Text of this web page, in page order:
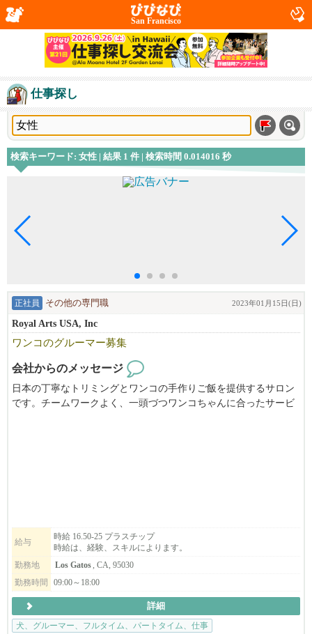
San Francisco
仕事探し
検索キーワード: 女性 | 結果 1 件 | 検索時間 0.014016 秒
正社員 その他の専門職 2023年01月15日(日)
Royal Arts USA, Inc
ワンコのグルーマー募集
会社からのメッセージ
日本の丁寧なトリミングとワンコの手作りご飯を提供するサロン
です。チームワークよく、一頭づつワンコちゃんに合ったサービ
給与
時給 16.50-25 プラスチップ
時給は、経験、スキルによります。
勤務地
Los Gatos, CA, 95030
勤務時間
09:00～18:00
詳細
犬、グルーマー、フルタイム、パートタイム、仕事